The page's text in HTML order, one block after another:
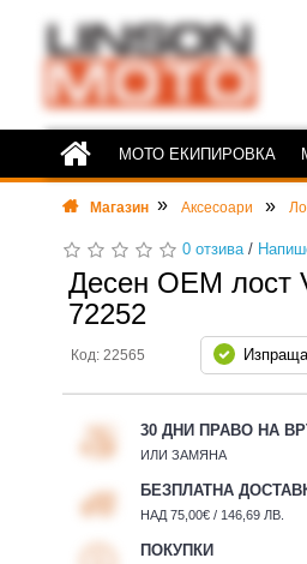
МОТО ЕКИПИРОВКА
Магазин Аксесоари
0 отзива/
Десен OEM лост
72252
Код: 22565
30 ДНИ ПРАВО НА
ИЛИ ЗАМЯНА
БЕЗПЛАТНА
НАД 75,00€ / 146,69 ЛВ.
ПОКУПКИ